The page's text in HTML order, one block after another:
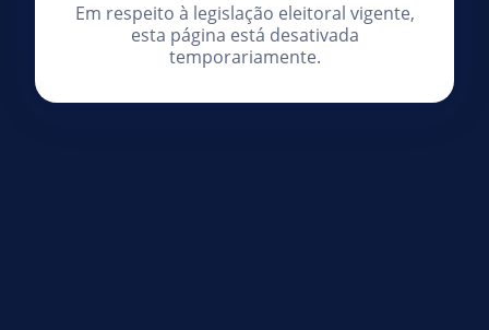
Em respeito à legislação eleitoral vigente,
esta página está desativada
temporariamente.